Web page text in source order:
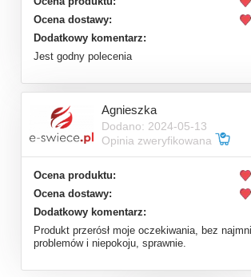
Ocena dostawy:
Dodatkowy komentarz:
Jest godny polecenia
Agnieszka
Dodano: 2024-05-13
Opinia zweryfikowana
Ocena produktu:
Ocena dostawy:
Dodatkowy komentarz:
Produkt przerósł moje oczekiwania, bez
problemów i niepokoju, sprawnie.